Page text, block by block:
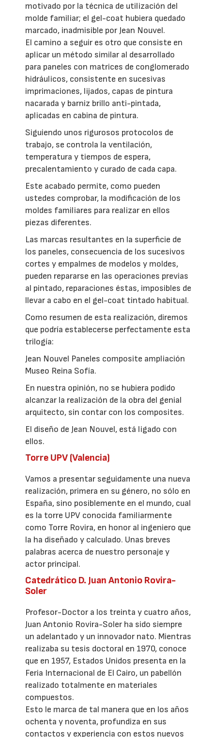
motivado por la técnica de utilización del
molde familiar; el gel-coat hubiera quedado
marcado, inadmisible por Jean Nouvel.
El camino a seguir es otro que consiste en
aplicar un método similar al desarrollado
para paneles con matrices de conglomerado
hidráulicos, consistente en sucesivas
imprimaciones, lijados, capas de pintura
nacarada y barniz brillo anti-pintada,
aplicadas en cabina de pintura.
Siguiendo unos rigurosos protocolos de
trabajo, se controla la ventilación,
temperatura y tiempos de espera,
precalentamiento y curado de cada capa.
Este acabado permite, como pueden
ustedes comprobar, la modificación de los
moldes familiares para realizar en ellos
piezas diferentes.
Las marcas resultantes en la superficie de
los paneles, consecuencia de los sucesivos
cortes y empalmes de modelos y moldes,
pueden repararse en las operaciones previas
al pintado, reparaciones éstas, imposibles de
llevar a cabo en el gel-coat tintado habitual.
Como resumen de esta realización, diremos
que podría establecerse perfectamente esta
trilogía:
Jean Nouvel Paneles composite ampliación
Museo Reina Sofía.
En nuestra opinión, no se hubiera podido
alcanzar la realización de la obra del genial
arquitecto, sin contar con los composites.
El diseño de Jean Nouvel, está ligado con
ellos.
Torre UPV (Valencia)
Vamos a presentar seguidamente una nueva
realización, primera en su género, no sólo en
España, sino posiblemente en el mundo, cual
es la torre UPV conocida familiarmente
como Torre Rovira, en honor al ingeniero que
la ha diseñado y calculado. Unas breves
palabras acerca de nuestro personaje y
actor principal.
Catedrático D. Juan Antonio Rovira-
Soler
Profesor-Doctor a los treinta y cuatro años,
Juan Antonio Rovira-Soler ha sido siempre
un adelantado y un innovador nato. Mientras
realizaba su tesis doctoral en 1970, conoce
que en 1957, Estados Unidos presenta en la
Feria Internacional de El Cairo, un pabellón
realizado totalmente en materiales
compuestos.
Esto le marca de tal manera que en los años
ochenta y noventa, profundiza en sus
contactos y experiencia con estos nuevos